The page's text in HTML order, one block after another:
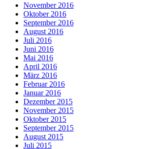
November 2016
Oktober 2016
September 2016
August 2016
Juli 2016
Juni 2016
Mai 2016
April 2016
März 2016
Februar 2016
Januar 2016
Dezember 2015
November 2015
Oktober 2015
September 2015
August 2015
Juli 2015